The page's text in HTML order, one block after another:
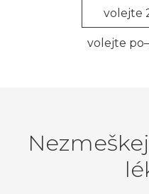
volejte
volejte